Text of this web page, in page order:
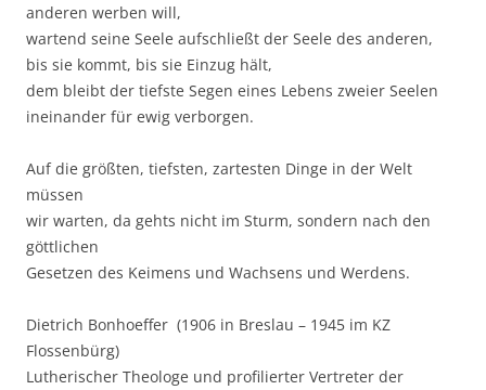
anderen werben will,
wartend seine Seele aufschließt der Seele des anderen,
bis sie kommt, bis sie Einzug hält,
dem bleibt der tiefste Segen eines Lebens zweier Seelen
ineinander für ewig verborgen.
Auf die größten, tiefsten, zartesten Dinge in der Welt
müssen
wir warten, da gehts nicht im Sturm, sondern nach den
göttlichen
Gesetzen des Keimens und Wachsens und Werdens.
Dietrich Bonhoeffer (1906 in Breslau – 1945 im KZ
Flossenbürg)
Lutherischer Theologe und profilierter Vertreter der